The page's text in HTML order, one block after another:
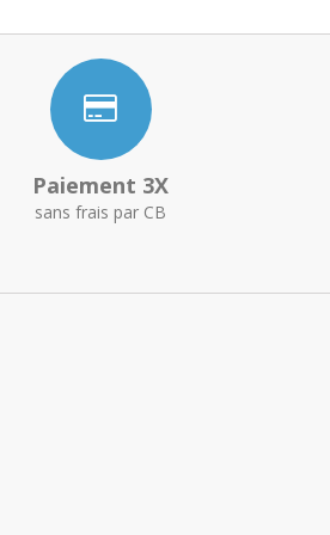
Paiement 3X
sans frais par CB